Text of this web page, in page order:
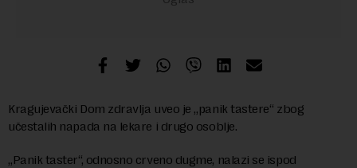
Kragujevački Dom zdravlja uveo je „panik tastere“ zbog
učestalih napada na lekare i drugo osoblje.
„Panik taster“, odnosno crveno dugme, nalazi se ispod